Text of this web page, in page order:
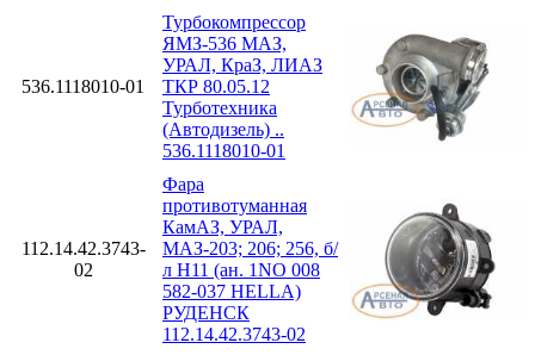
536.1118010-01
Турбокомпрессор
ЯМЗ-536 МАЗ,
УРАЛ, КраЗ, ЛИАЗ
ТКР 80.05.12
Турботехника
(Автодизель) ..
536.1118010-01
112.14.42.3743-
02
Фара
противотуманная
КамАЗ, УРАЛ,
МАЗ-203; 206; 256, б/
л H11 (ан. 1NO 008
582-037 HELLA)
РУДЕНСК
112.14.42.3743-02